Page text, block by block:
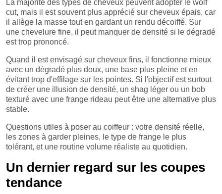
La majorité des types de cheveux peuvent adopter le wolf
cut, mais il est souvent plus apprécié sur cheveux épais, car
il allège la masse tout en gardant un rendu décoiffé. Sur
une chevelure fine, il peut manquer de densité si le dégradé
est trop prononcé.
Quand il est envisagé sur cheveux fins, il fonctionne mieux
avec un dégradé plus doux, une base plus pleine et en
évitant trop d'effilage sur les pointes. Si l'objectif est surtout
de créer une illusion de densité, un shag léger ou un bob
texturé avec une frange rideau peut être une alternative plus
stable.
Questions utiles à poser au coiffeur : votre densité réelle,
les zones à garder pleines, le type de frange le plus
tolérant, et une routine volume réaliste au quotidien.
Un dernier regard sur les coupes
tendance